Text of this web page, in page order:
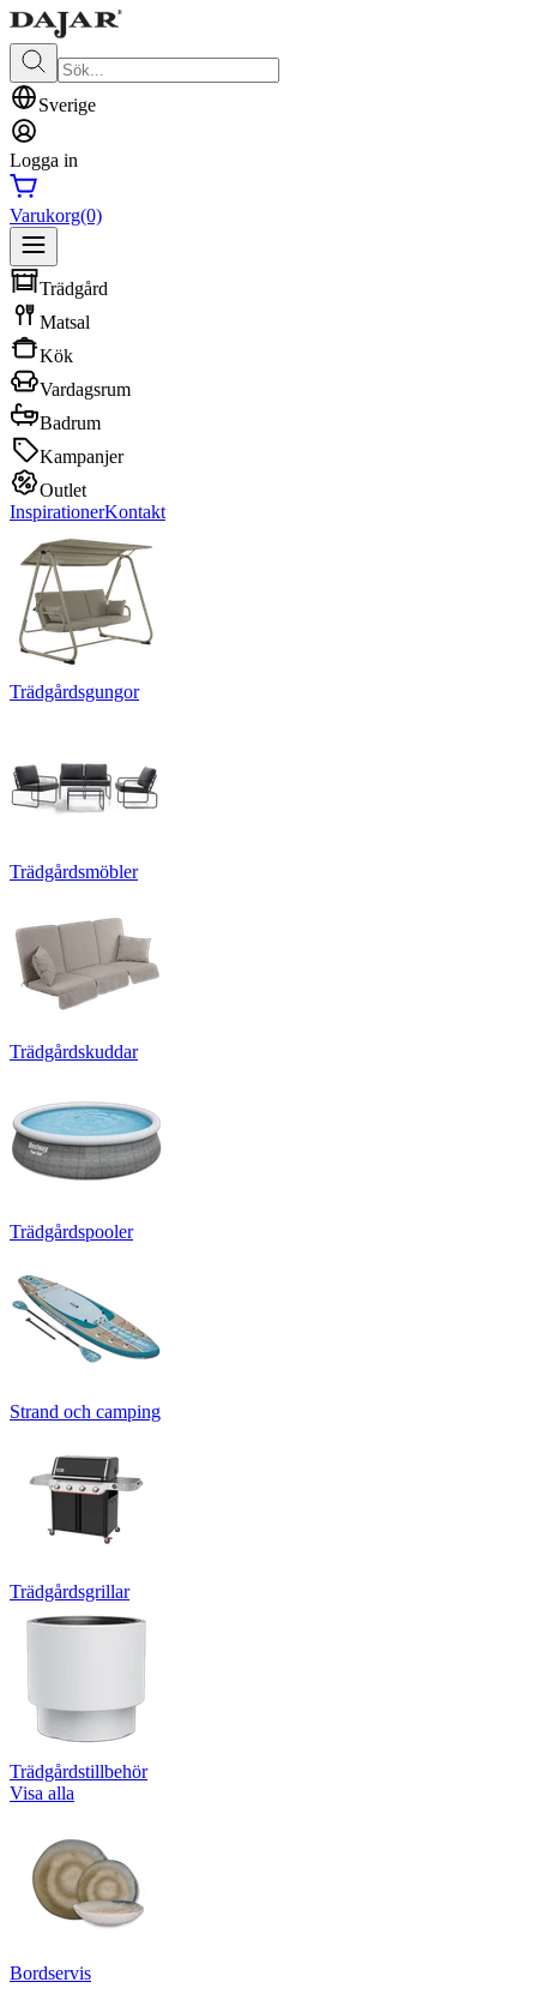
Sverige
Logga in
Varukorg(0)
Trädgård
Matsal
Kök
Vardagsrum
Badrum
Kampanjer
Outlet
InspirationerKontakt
Trädgårdsgungor
Trädgårdsmöbler
Trädgårdskuddar
Trädgårdspooler
Strand och camping
Trädgårdsgrillar
Trädgårdstillbehör
Visa alla
Bordservis